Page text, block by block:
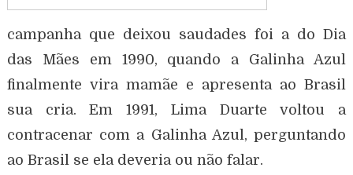
campanha que deixou saudades foi a do Dia
das Mães em 1990, quando a Galinha Azul
finalmente vira mamãe e apresenta ao Brasil
sua cria. Em 1991, Lima Duarte voltou a
contracenar com a Galinha Azul, perguntando
ao Brasil se ela deveria ou não falar.